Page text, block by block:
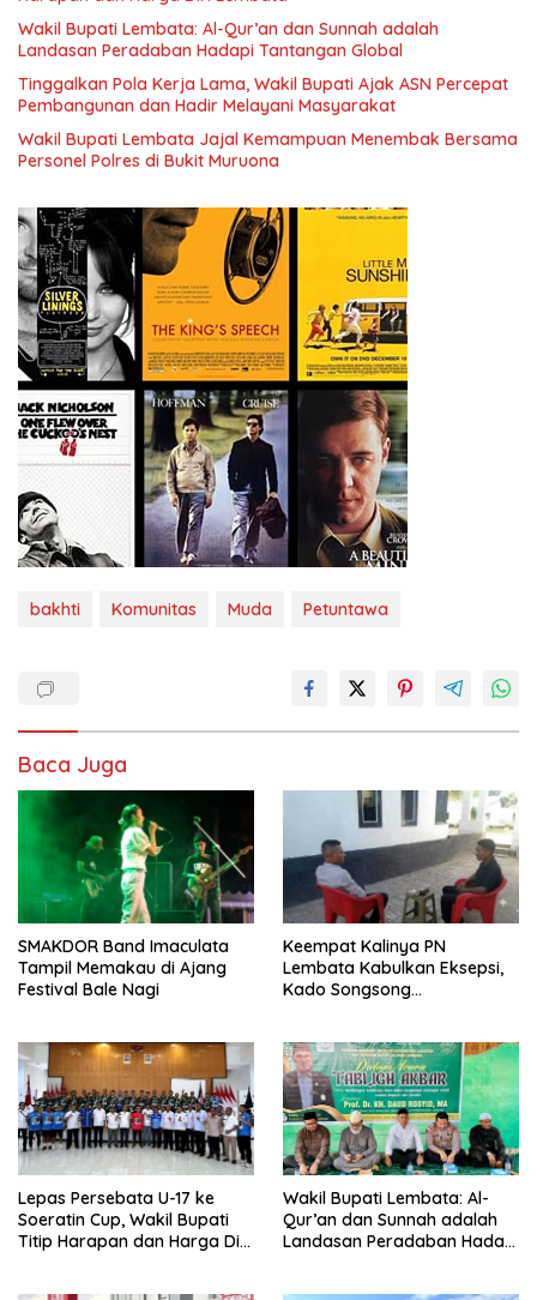
Wakil Bupati Lembata: Al-Qur’an dan Sunnah adalah
Landasan Peradaban Hadapi Tantangan Global
Tinggalkan Pola Kerja Lama, Wakil Bupati Ajak ASN Percepat
Pembangunan dan Hadir Melayani Masyarakat
Wakil Bupati Lembata Jajal Kemampuan Menembak Bersama
Personel Polres di Bukit Muruona
bakhti Komunitas Muda Petuntawa
Baca Juga
SMAKDOR Band Imaculata
Tampil Memakau di Ajang
Festival Bale Nagi
Keempat Kalinya PN
Lembata Kabulkan Eksepsi,
Kado Songsong
Lepas Persebata U-17 ke
Soeratin Cup, Wakil Bupati
Titip Harapan dan Harga Diri
Wakil Bupati Lembata: Al-
Qur’an dan Sunnah adalah
Landasan Peradaban Hadapi